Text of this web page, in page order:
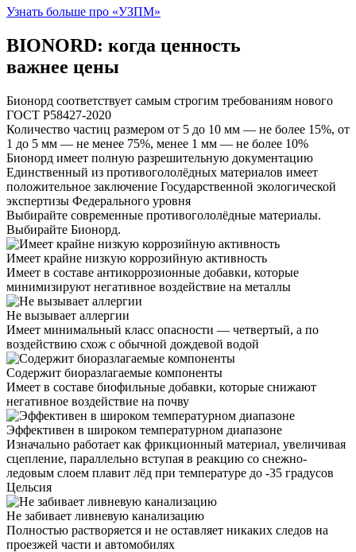
Узнать больше про «УЗПМ»
BIONORD: когда ценность
важнее цены
Бионорд соответствует самым строгим требованиям нового
ГОСТ Р58427-2020
Количество частиц размером от 5 до 10 мм — не более 15%, от
1 до 5 мм — не менее 75%, менее 1 мм — не более 10%
Бионорд имеет полную разрешительную документацию
Единственный из противогололёдных материалов имеет
положительное заключение Государственной экологической
экспертизы Федерального уровня
Выбирайте современные противогололёдные материалы.
Выбирайте Бионорд.
Имеет крайне низкую коррозийную активность
Имеет в составе антикоррозионные добавки, которые
минимизируют негативное воздействие на металлы
Не вызывает аллергии
Имеет минимальный класс опасности — четвертый, а по
воздействию схож с обычной дождевой водой
Содержит биоразлагаемые компоненты
Имеет в составе биофильные добавки, которые снижают
негативное воздействие на почву
Эффективен в широком температурном диапазоне
Изначально работает как фрикционный материал, увеличивая
сцепление, параллельно вступая в реакцию со снежно-
ледовым слоем плавит лёд при температуре до -35 градусов
Цельсия
Не забивает ливневую канализацию
Полностью растворяется и не оставляет никаких следов на
проезжей части и автомобилях